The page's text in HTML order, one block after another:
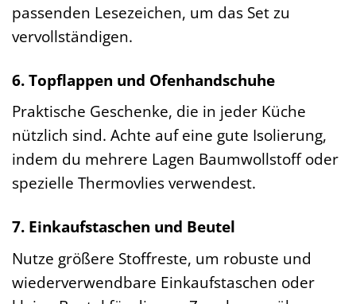
passenden Lesezeichen, um das Set zu
vervollständigen.
6. Topflappen und Ofenhandschuhe
Praktische Geschenke, die in jeder Küche
nützlich sind. Achte auf eine gute Isolierung,
indem du mehrere Lagen Baumwollstoff oder
spezielle Thermovlies verwendest.
7. Einkaufstaschen und Beutel
Nutze größere Stoffreste, um robuste und
wiederverwendbare Einkaufstaschen oder